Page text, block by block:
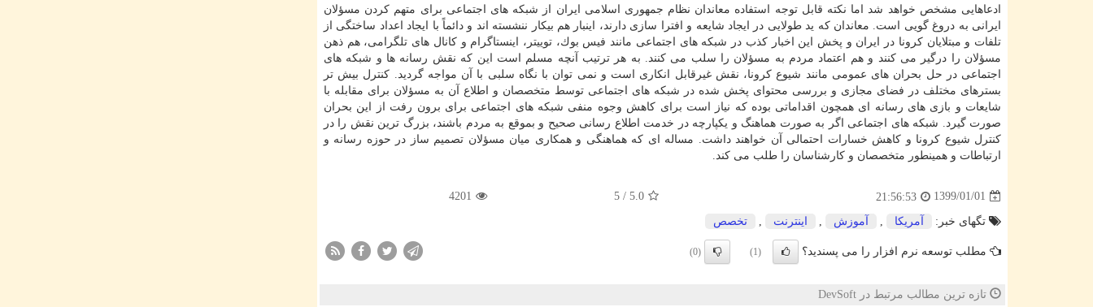
ادعاهایی مشخص خواهد شد اما نكته قابل توجه استفاده معاندان نظام جمهوری اسلامی ایران از شبكه های اجتماعی برای متهم كردن مسؤلان
ایرانی به دروغ گویی است. معاندان كه ید طولایی در ایجاد شایعه و افترا سازی دارند، اینبار هم بیكار ننشسته اند و دائماً با ایجاد اعداد ساختگی از
تلفات و مبتلایان كرونا در ایران و پخش این اخبار كذب در شبكه های اجتماعی مانند فیس بوك، توییتر، اینستاگرام و كانال های تلگرامی، هم ذهن
مسؤلان را درگیر می كنند و هم اعتماد مردم به مسؤلان را سلب می كنند. به هر ترتیب آنچه مسلم است این كه نقش رسانه ها و شبكه های
اجتماعی در حل بحران های عمومی مانند شیوع كرونا، نقش غیرقابل انكاری است و نمی توان با نگاه سلبی با آن مواجه گردید. كنترل بیش تر
بسترهای مختلف در فضای مجازی و بررسی محتوای پخش شده در شبكه های اجتماعی توسط متخصصان و اطلاع آن به مسؤلان برای مقابله با
شایعات و بازی های رسانه ای همچون اقداماتی بوده كه نیاز است برای كاهش وجوه منفی شبكه های اجتماعی برای برون رفت از این بحران
صورت گیرد. شبكه های اجتماعی اگر به صورت هماهنگ و یكپارچه در خدمت اطلاع رسانی صحیح و بموقع به مردم باشند، بزرگ ترین نقش را در
كنترل شیوع كرونا و كاهش خسارات احتمالی آن خواهند داشت. مساله ای كه هماهنگی و همكاری میان مسؤلان تصمیم ساز در حوزه رسانه و
ارتباطات و همینطور متخصصان و كارشناسان را طلب می كند.
1399/01/01
21:56:53
5.0
/
5
4201
تگهای خبر: آمریكا آموزش اینترنت تخصص
مطلب توسعه نرم افزار را می پسندید؟ (1)
(0)
تازه ترین مطالب مرتبط در DevSoft